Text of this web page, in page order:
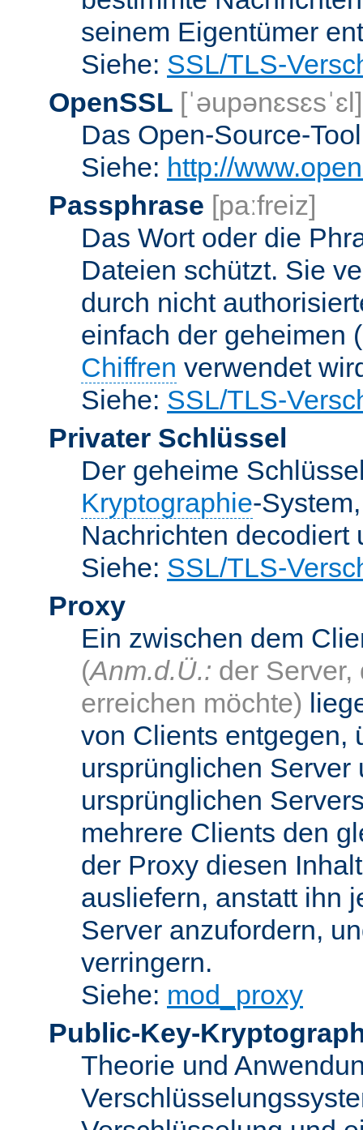
seinem Eigentümer
Siehe: SSL/TLS-
OpenSSL [ˈəupənɛsɛsˈɛl]
Das Open-Source-
Siehe: http://
Passphrase [paːfreiz]
Das Wort oder die
Dateien schützt. Sie
durch nicht
einfach der geheimen
Chiffren verwendet
Siehe: SSL/TLS-
Privater Schlüssel
Der geheime
Kryptographie-
Nachrichten decodiert
Siehe: SSL/TLS-
Proxy
Ein zwischen dem
(Anm.d.Ü.: der
erreichen möchte)
von Clients entgegen,
ursprünglichen Server
ursprünglichen
mehrere Clients den
der Proxy diesen
ausliefern, anstatt ihn
Server anzufordern,
verringern.
Siehe: mod_proxy
Public-Key-
Theorie und